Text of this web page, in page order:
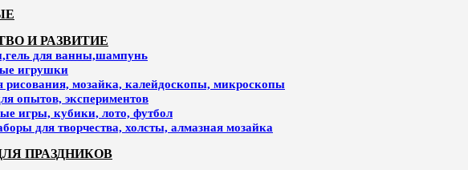
И РАЗВИТИЕ
для ванны,шампунь
игрушки
рисования, мозайка, калейдоскопы, микроскопы
опытов, экспериментов
игры, кубики, лото, футбол
для творчества, холсты, алмазная мозайка
ПРАЗДНИКОВ